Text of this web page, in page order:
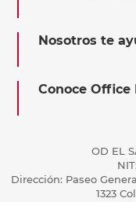
Nosotros te
Conoce Office
OD EL
Dirección: Paseo
1323